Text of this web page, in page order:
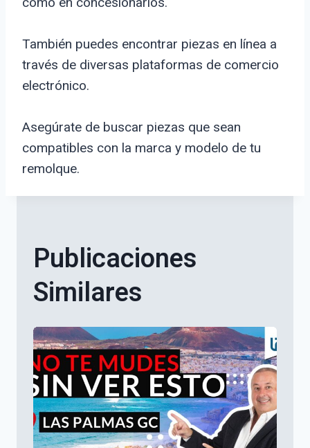
También puedes encontrar piezas en línea a
través de diversas plataformas de comercio
electrónico.
Asegúrate de buscar piezas que sean
compatibles con la marca y modelo de tu
remolque.
Publicaciones
Similares